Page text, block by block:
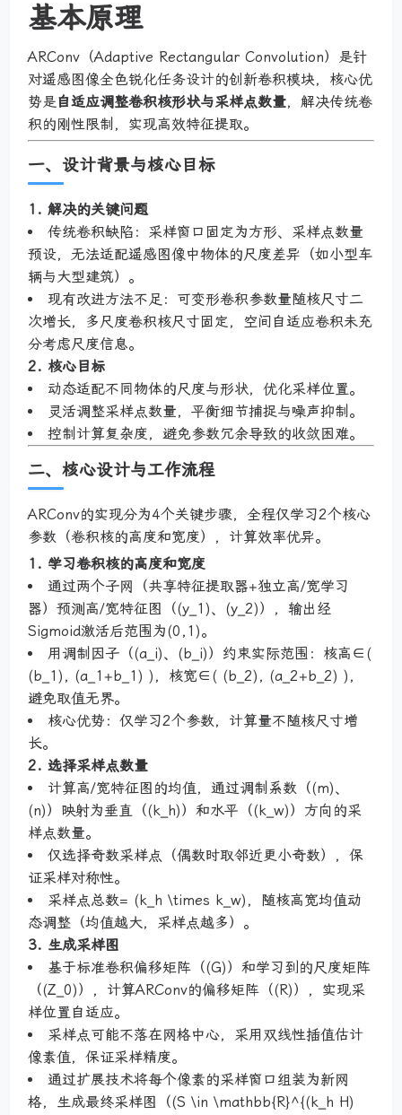
基本原理
ARConv（Adaptive Rectangular Convolution）是针
对遥感图像全色锐化任务设计的创新卷积模块，核心优
势是自适应调整卷积核形状与采样点数量，解决传统卷
积的刚性限制，实现高效特征提取。
一、设计背景与核心目标
1. 解决的关键问题
传统卷积缺陷：采样窗口固定为方形、采样点数量
预设，无法适配遥感图像中物体的尺度差异（如小型车
辆与大型建筑）。
现有改进方法不足：可变形卷积参数量随核尺寸二
次增长，多尺度卷积核尺寸固定，空间自适应卷积未充
分考虑尺度信息。
2. 核心目标
动态适配不同物体的尺度与形状，优化采样位置。
灵活调整采样点数量，平衡细节捕捉与噪声抑制。
控制计算复杂度，避免参数冗余导致的收敛困难。
二、核心设计与工作流程
ARConv的实现分为4个关键步骤，全程仅学习2个核心
参数（卷积核的高度和宽度），计算效率优异。
1. 学习卷积核的高度和宽度
通过两个子网（共享特征提取器+独立高/宽学习
器）预测高/宽特征图（(y_1)、(y_2)），输出经
Sigmoid激活后范围为(0,1)。
用调制因子（(a_i)、(b_i)）约束实际范围：核高∈(
(b_1), (a_1+b_1) )，核宽∈( (b_2), (a_2+b_2) )，
避免取值无界。
核心优势：仅学习2个参数，计算量不随核尺寸增
长。
2. 选择采样点数量
计算高/宽特征图的均值，通过调制系数（(m)、
(n)）映射为垂直（(k_h)）和水平（(k_w)）方向的采
样点数量。
仅选择奇数采样点（偶数时取邻近更小奇数），保
证采样对称性。
采样点总数= (k_h \times k_w)，随核高宽均值动
态调整（均值越大，采样点越多）。
3. 生成采样图
基于标准卷积偏移矩阵（(G)）和学习到的尺度矩阵
（(Z_0)），计算ARConv的偏移矩阵（(R)），实现采
样位置自适应。
采样点可能不落在网格中心，采用双线性插值估计
像素值，保证采样精度。
通过扩展技术将每个像素的采样窗口组装为新网
格，生成最终采样图（(S \in \mathbb{R}^{(k_h H)